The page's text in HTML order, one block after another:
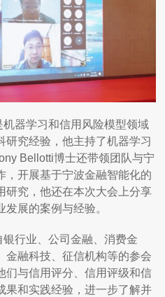
器学习和信用风险模型领域
研究经验，他主持了机器学习
Bellotti博士还带领团队与宁
，开展基于宁波金融智能化的
研究，他还在本次大会上分享
展的案例与经验。
行业、公司金融、消费金
金融科技、征信机构等的参会
们与信用评分、信用评级和信
果和实践经验，进一步了解并